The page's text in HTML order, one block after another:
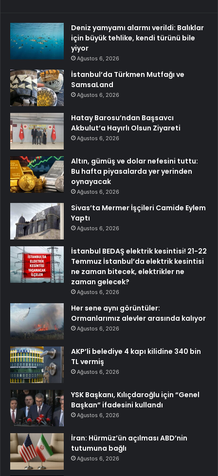
Deniz yamyamı alarmı verildi: Balıklar
için büyük tehlike, kendi türünü bile
yiyor
Ağustos 6, 2026
İstanbul’da Türkmen Mutfağı ve
SamsaLand
Ağustos 6, 2026
Hatay Barosu’ndan Başsavcı
Akbulut’a Hayırlı Olsun Ziyareti
Ağustos 6, 2026
Altın, gümüş ve dolar nefesini tuttu:
Bu hafta piyasalarda yer yerinden
oynayacak
Ağustos 6, 2026
Sivas’ta Mermer İşçileri Camide Eylem
Yaptı
Ağustos 6, 2026
İstanbul BEDAŞ elektrik kesintisi! 21-22
Temmuz İstanbul’da elektrik kesintisi
ne zaman bitecek, elektrikler ne
zaman gelecek?
Ağustos 6, 2026
Her sene aynı görüntüler:
Ormanlarımız alevler arasında kalıyor
Ağustos 6, 2026
AKP’li belediye 4 kapı kilidine 340 bin
TL vermiş
Ağustos 6, 2026
YSK Başkanı, Kılıçdaroğlu için “Genel
Başkan” ifadesini kullandı
Ağustos 6, 2026
İran: Hürmüz’ün açılması ABD’nin
tutumuna bağlı
Ağustos 6, 2026